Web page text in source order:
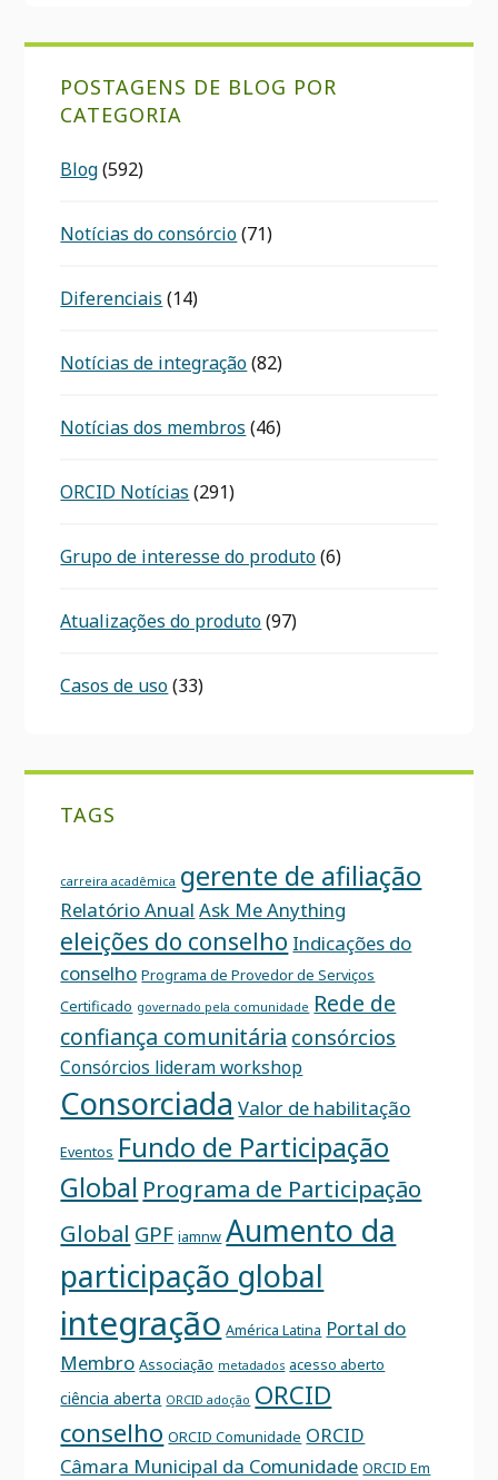
POSTAGENS DE BLOG POR
CATEGORIA
Blog(592)
Notícias do consórcio(71)
Diferenciais (14)
Notícias de integração(82)
Notícias dos membros (46)
ORCID Notícias (291)
Grupo de interesse do produto(6)
Atualizações do produto(97)
Casos de uso(33)
TAGS
carreira acadêmica gerente de afiliação
Relatório Anual Ask Me Anything
eleições do conselho Indicações do
conselho Programa de Provedor de Serviços
Certificado governado pela comunidade Rede de
confiança comunitária consórcios
Consórcios lideram workshop
Consorciada Valor de habilitação
Eventos Fundo de Participação
Global Programa de Participação
Global GPF iamnw Aumento da
participação global
integração América Latina Portal do
Membro Associação metadados acesso aberto
ciência aberta ORCID adoção ORCID
conselho ORCID Comunidade ORCID
Câmara Municipal da Comunidade ORCID Em